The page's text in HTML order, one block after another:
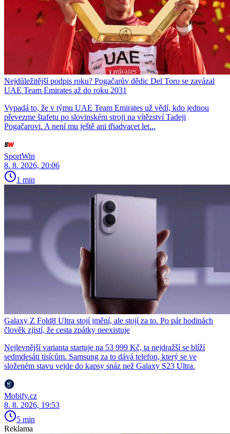
Nejdůležitější podpis roku? Pogačarův dědic Del Toro se zavázal
UAE Team Emirates až do roku 2031
Vypadá to, že v týmu UAE Team Emirates už vědí, kdo jednou
převezme štafetu po slovinském stroji na vítězství Tadeji
Pogačarovi. A není mu ještě ani třiadvacet let...
SportWin
8. 8. 2026, 20:06
1 min
Galaxy Z Fold8 Ultra stojí jmění, ale stojí za to. Po pár hodinách
člověk zjistí, že cesta zpátky neexistuje
Nejlevnější varianta startuje na 53 999 Kč, ta nejdražší se blíží
sedmdesáti tisícům. Samsung za to dává telefon, který se ve
složeném stavu vejde do kapsy snáz než Galaxy S23 Ultra.
Mobify.cz
8. 8. 2026, 19:53
5 min
Reklama